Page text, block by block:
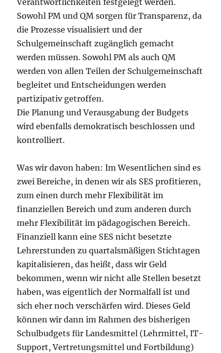
Verantwortlichkeiten festgelegt werden.
Sowohl PM und QM sorgen für Transparenz, da
die Prozesse visualisiert und der
Schulgemeinschaft zugänglich gemacht
werden müssen. Sowohl PM als auch QM
werden von allen Teilen der Schulgemeinschaft
begleitet und Entscheidungen werden
partizipativ getroffen.
Die Planung und Verausgabung der Budgets
wird ebenfalls demokratisch beschlossen und
kontrolliert.
Was wir davon haben: Im Wesentlichen sind es
zwei Bereiche, in denen wir als SES profitieren,
zum einen durch mehr Flexibilität im
finanziellen Bereich und zum anderen durch
mehr Flexibilität im pädagogischen Bereich.
Finanziell kann eine SES nicht besetzte
Lehrerstunden zu quartalsmäßigen Stichtagen
kapitalisieren, das heißt, dass wir Geld
bekommen, wenn wir nicht alle Stellen besetzt
haben, was eigentlich der Normalfall ist und
sich eher noch verschärfen wird. Dieses Geld
können wir dann im Rahmen des bisherigen
Schulbudgets für Landesmittel (Lehrmittel, IT-
Support, Vertretungsmittel und Fortbildung)